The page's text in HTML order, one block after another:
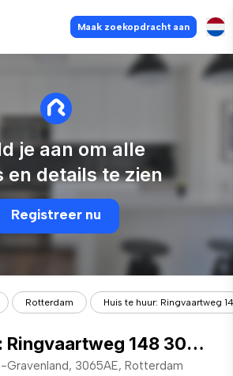
Maak zoekopdracht aan
je aan om alle
details te zien
Registreer nu
Rotterdam Huis te huur: Ringvaartweg
Huis te huur: Ringvaartweg 148 3065 AE Rotterdam
Gravenland, 3065AE, Rotterdam